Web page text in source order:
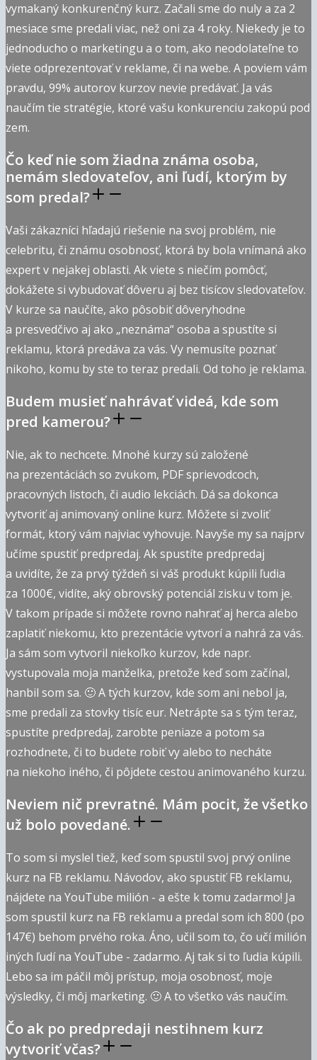
vymakaný konkurenčný kurz. Začali sme do nuly a za 2
mesiace sme predali viac, než oni za 4 roky. Niekedy je to
jednoducho o marketingu a o tom, ako neodolateľne to
viete odprezentovať v reklame, či na webe. A poviem vám
pravdu, 99% autorov kurzov nevie predávať. Ja vás
naučím tie stratégie, ktoré vašu konkurenciu zakopú pod
zem.
Čo keď nie som žiadna známa osoba,
nemám sledovateľov, ani ľudí, ktorým by
som predal?
Vaši zákazníci hľadajú riešenie na svoj problém, nie
celebritu, či známu osobnosť, ktorá by bola vnímaná ako
expert v nejakej oblasti. Ak viete s niečím pomôcť,
dokážete si vybudovať dôveru aj bez tisícov sledovateľov.
V kurze sa naučíte, ako pôsobiť dôveryhodne
a presvedčivo aj ako „neznáma“ osoba a spustíte si
reklamu, ktorá predáva za vás. Vy nemusíte poznať
nikoho, komu by ste to teraz predali. Od toho je reklama.
Budem musieť nahrávať videá, kde som
pred kamerou?
Nie, ak to nechcete. Mnohé kurzy sú založené
na prezentáciách so zvukom, PDF sprievodcoch,
pracovných listoch, či audio lekciách. Dá sa dokonca
vytvoriť aj animovaný online kurz. Môžete si zvoliť
formát, ktorý vám najviac vyhovuje. Navyše my sa najprv
učíme spustiť predpredaj. Ak spustíte predpredaj
a uvidíte, že za prvý týždeň si váš produkt kúpili ľudia
za 1000€, vidíte, aký obrovský potenciál zisku v tom je.
V takom prípade si môžete rovno nahrať aj herca alebo
zaplatiť niekomu, kto prezentácie vytvorí a nahrá za vás.
Ja sám som vytvoril niekoľko kurzov, kde napr.
vystupovala moja manželka, pretože keď som začínal,
hanbil som sa. 🙂 A tých kurzov, kde som ani nebol ja,
sme predali za stovky tisíc eur. Netrápte sa s tým teraz,
spustíte predpredaj, zarobte peniaze a potom sa
rozhodnete, či to budete robiť vy alebo to necháte
na niekoho iného, či pôjdete cestou animovaného kurzu.
Neviem nič prevratné. Mám pocit, že všetko
už bolo povedané.
To som si myslel tiež, keď som spustil svoj prvý online
kurz na FB reklamu. Návodov, ako spustiť FB reklamu,
nájdete na YouTube milión - a ešte k tomu zadarmo! Ja
som spustil kurz na FB reklamu a predal som ich 800 (po
147€) behom prvého roka. Áno, učil som to, čo učí milión
iných ľudí na YouTube - zadarmo. Aj tak si to ľudia kúpili.
Lebo sa im páčil môj prístup, moja osobnosť, moje
výsledky, či môj marketing. 🙂 A to všetko vás naučím.
Čo ak po predpredaji nestihnem kurz
vytvoriť včas?